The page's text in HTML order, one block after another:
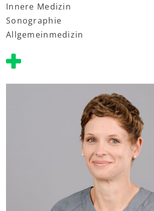
Innere Medizin
Sonographie
Allgemeinmedizin